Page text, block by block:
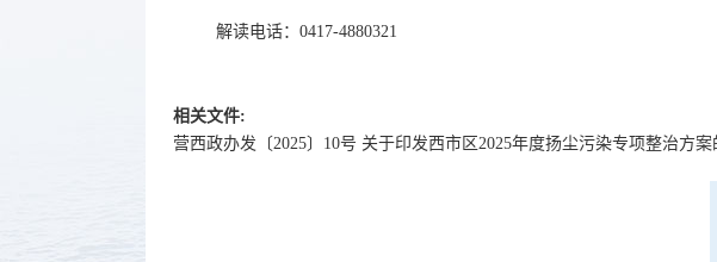
解读电话：0417-4880321
相关文件:
营西政办发〔2025〕10号 关于印发西市区2025年度扬尘污染专项整治方案